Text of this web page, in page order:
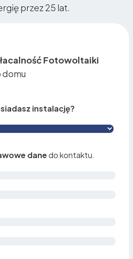
przez 25 lat.
Fotowoltaiki
domu
instalację?
danedo kontaktu.